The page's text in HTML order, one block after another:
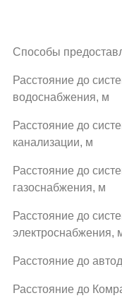
Способы
Расстояние до
водоснабжения, м
Расстояние до
канализации, м
Расстояние до
газоснабжения, м
Расстояние до
электроснабжения,
Расстояние до
Расстояние до